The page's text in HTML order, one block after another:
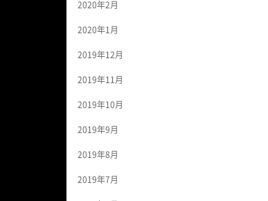
2020年2月
2020年1月
2019年12月
2019年11月
2019年10月
2019年9月
2019年8月
2019年7月